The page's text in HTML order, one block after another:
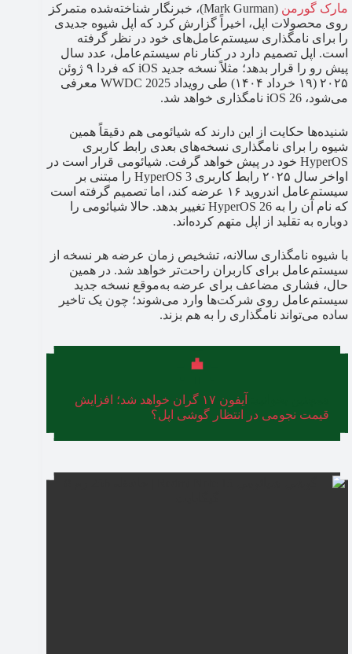
مارک گورمن
(Mark Gurman)، خبرنگار شناخته‌شده متمرکز
روی محصولات اپل، اخیراً گزارش کرد که اپل شیوه جدیدی
را برای نامگذاری سیستم‌عامل‌های خود در نظر گرفته
است. اپل تصمیم دارد در کنار نام سیستم‌عامل، عدد سال
پیش رو را قرار بدهد؛ مثلاً نسخه جدید iOS که فردا ۹ ژوئن
۲۰۲۵ (۱۹ خرداد ۱۴۰۴) طی رویداد WWDC 2025 معرفی
می‌شود، iOS 26 نامگذاری خواهد شد.
شنیده‌ها حکایت از این دارند که شیائومی هم دقیقاً همین
شیوه را برای نامگذاری نسخه‌های بعدی رابط کاربری
HyperOS خود در پیش خواهد گرفت. شیائومی قرار است در
اواخر سال ۲۰۲۵ رابط کاربری HyperOS 3 را مبتنی بر
سیستم‌عامل اندروید ۱۶ عرضه کند، اما تصمیم گرفته است
که نام آن را به HyperOS 26 تغییر بدهد. حالا شیائومی را
دوباره به تقلید از اپل متهم کرده‌اند.
با شیوه نامگذاری سالانه، تشخیص زمان عرضه هر نسخه از
سیستم‌عامل برای کاربران راحت‌تر خواهد شد. در همین
حال، فشاری مضاعف برای عرضه به‌موقع نسخه جدید
سیستم‌عامل روی شرکت‌ها وارد می‌شوند؛ چون یک تاخیر
ساده می‌تواند نامگذاری را به هم بزند.
آیفون ۱۷ گران خواهد شد؛ افزایش
قیمت نجومی در انتظار گوشی اپل؟